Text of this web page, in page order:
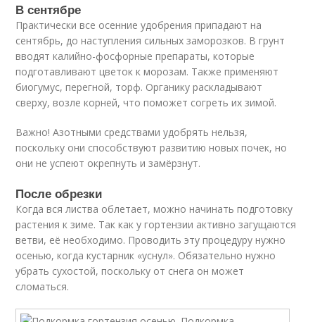
В сентябре
Практически все осенние удобрения припадают на
сентябрь, до наступления сильных заморозков. В грунт
вводят калийно-фосфорные препараты, которые
подготавливают цветок к морозам. Также применяют
биогумус, перегной, торф. Органику раскладывают
сверху, возле корней, что поможет согреть их зимой.
Важно! Азотными средствами удобрять нельзя,
поскольку они способствуют развитию новых почек, но
они не успеют окрепнуть и замёрзнут.
После обрезки
Когда вся листва облетает, можно начинать подготовку
растения к зиме. Так как у гортензии активно загущаются
ветви, её необходимо. Проводить эту процедуру нужно
осенью, когда кустарник «уснул». Обязательно нужно
убрать сухостой, поскольку от снега он может
сломаться.